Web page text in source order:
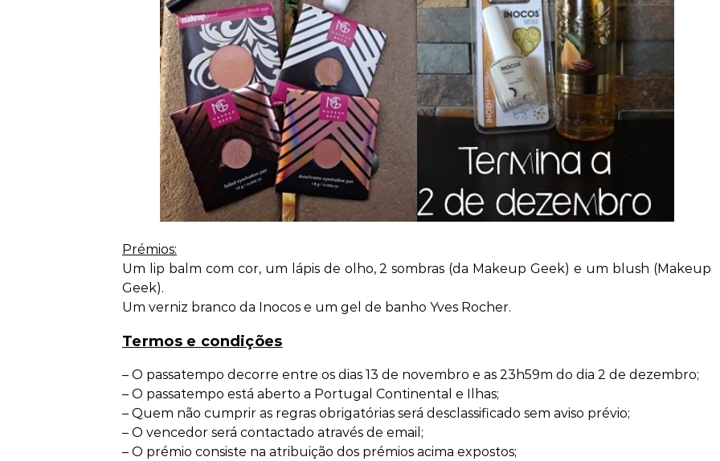
Prémios:
Um lip balm com cor, um lápis de olho, 2 sombras (da Makeup Geek) e um blush (Makeup
Geek).
Um verniz branco da Inocos e um gel de banho Yves Rocher.
Termos e condições
– O passatempo decorre entre os dias 13 de novembro e as 23h59m do dia 2 de dezembro;
– O passatempo está aberto a Portugal Continental e Ilhas;
– Quem não cumprir as regras obrigatórias será desclassificado sem aviso prévio;
– O vencedor será contactado através de email;
– O prémio consiste na atribuição dos prémios acima expostos;